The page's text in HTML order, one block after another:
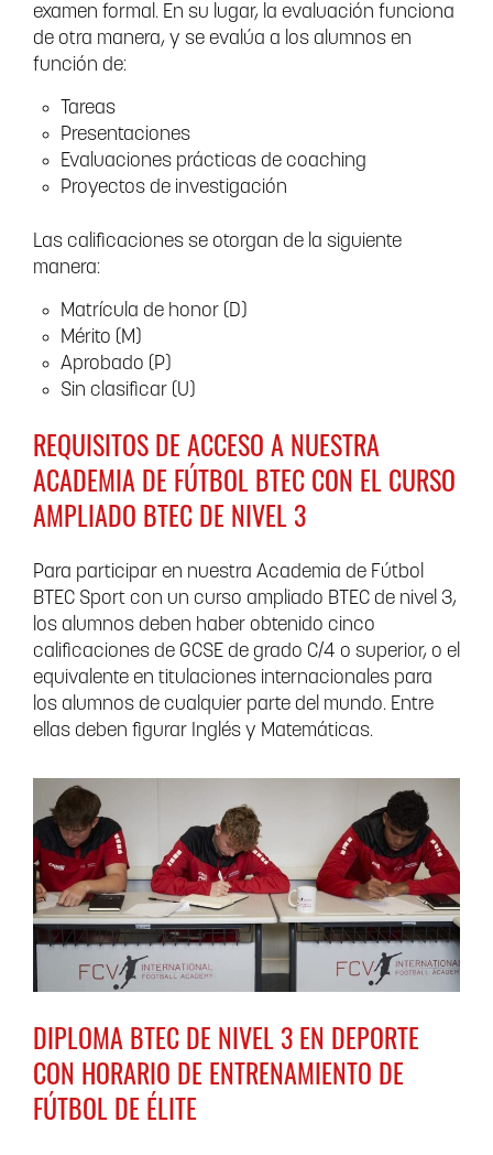
examen formal. En su lugar, la evaluación funciona
de otra manera, y se evalúa a los alumnos en
función de:
Tareas
Presentaciones
Evaluaciones prácticas de coaching
Proyectos de investigación
Las calificaciones se otorgan de la siguiente
manera:
Matrícula de honor (D)
Mérito (M)
Aprobado (P)
Sin clasificar (U)
REQUISITOS DE ACCESO A NUESTRA
ACADEMIA DE FÚTBOL BTEC CON EL CURSO
AMPLIADO BTEC DE NIVEL 3
Para participar en nuestra Academia de Fútbol
BTEC Sport con un curso ampliado BTEC de nivel 3,
los alumnos deben haber obtenido cinco
calificaciones de GCSE de grado C/4 o superior, o el
equivalente en titulaciones internacionales para
los alumnos de cualquier parte del mundo. Entre
ellas deben figurar Inglés y Matemáticas.
DIPLOMA BTEC DE NIVEL 3 EN DEPORTE
CON HORARIO DE ENTRENAMIENTO DE
FÚTBOL DE ÉLITE